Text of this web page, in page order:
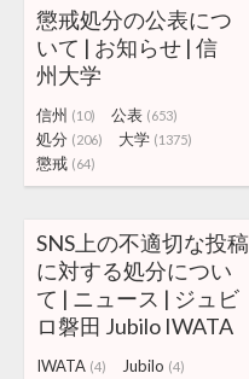
懲戒処分の公表につ
いて | お知らせ | 信
州大学
信州 (10) 公表 (653)
処分 (206) 大学 (1375)
懲戒 (64)
SNS上の不適切な投稿
に対する処分につい
て | ニュース | ジュビ
ロ磐田 Jubilo IWATA
IWATA (4) Jubilo (4)